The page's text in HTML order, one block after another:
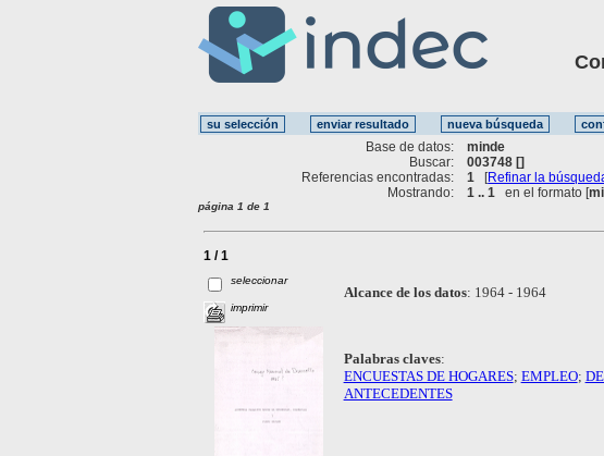
Base de datos:
minde
Buscar:
003748 []
Referencias encontradas:
1 [Refinar la
Mostrando:
1 .. 1 en el formato [
página 1 de 1
1 / 1
seleccionar
imprimir
Alcance de los datos: 1964 - 1964
Palabras claves:
ENCUESTAS DE HOGARES; EMPLEO;
ANTECEDENTES